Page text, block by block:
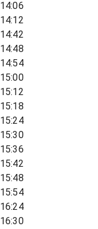
14:06
14:12
14:42
14:48
14:54
15:00
15:12
15:18
15:24
15:30
15:36
15:42
15:48
15:54
16:24
16:30